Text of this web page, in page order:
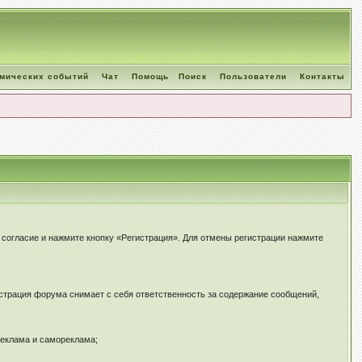
событий Чат Помощь Поиск Пользователи Контакты
и нажмите кнопку «Регистрация». Для отмены регистрации нажмите
форума снимает с себя ответственность за содержание сообщений,
и самореклама;